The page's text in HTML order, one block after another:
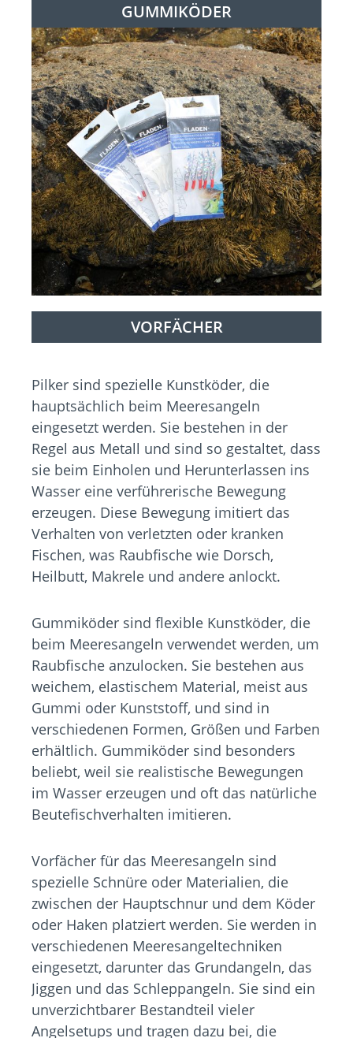
GUMMIKÖDER
VORFÄCHER
Pilker sind spezielle Kunstköder, die
hauptsächlich beim Meeresangeln
eingesetzt werden. Sie bestehen in der
Regel aus Metall und sind so gestaltet, dass
sie beim Einholen und Herunterlassen ins
Wasser eine verführerische Bewegung
erzeugen. Diese Bewegung imitiert das
Verhalten von verletzten oder kranken
Fischen, was Raubfische wie Dorsch,
Heilbutt, Makrele und andere anlockt.
Gummiköder sind flexible Kunstköder, die
beim Meeresangeln verwendet werden, um
Raubfische anzulocken. Sie bestehen aus
weichem, elastischem Material, meist aus
Gummi oder Kunststoff, und sind in
verschiedenen Formen, Größen und Farben
erhältlich. Gummiköder sind besonders
beliebt, weil sie realistische Bewegungen
im Wasser erzeugen und oft das natürliche
Beutefischverhalten imitieren.
Vorfächer für das Meeresangeln sind
spezielle Schnüre oder Materialien, die
zwischen der Hauptschnur und dem Köder
oder Haken platziert werden. Sie werden in
verschiedenen Meeresangeltechniken
eingesetzt, darunter das Grundangeln, das
Jiggen und das Schleppangeln. Sie sind ein
unverzichtbarer Bestandteil vieler
Angelsetups und tragen dazu bei, die